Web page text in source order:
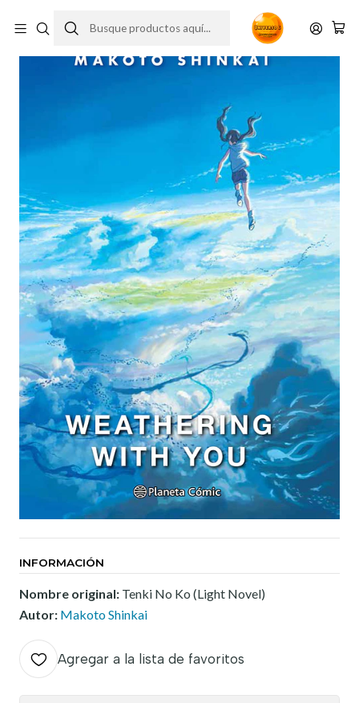
INFORMACIÓN
Nombre original: Tenki No Ko (Light Novel)
Autor: Makoto Shinkai
Agregar a la lista de favoritos